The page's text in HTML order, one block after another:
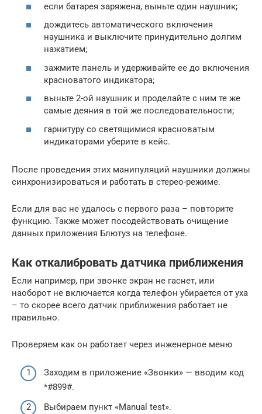
если батарея заряжена, выньте один наушник;
дождитесь автоматического включения
наушника и выключите принудительно долгим
нажатием;
зажмите панель и удерживайте ее до включения
красноватого индикатора;
выньте 2-ой наушник и проделайте с ним те же
самые деяния в той же последовательности;
гарнитуру со светящимися красноватым
индикаторами уберите в кейс.
После проведения этих манипуляций наушники должны
синхронизироваться и работать в стерео-режиме.
Если для вас не удалось с первого раза – повторите
функцию. Также может посодействовать очищение
данных приложения Блютуз на телефоне.
Как откалибровать датчика приближения
Если например, при звонке экран не гаснет, или
наоборот не включается когда телефон убирается от уха
– то скорее всего датчик приближения работает не
правильно.
Проверяем как он работает через инженерное меню
Заходим в приложение «Звонки» — вводим код
*#899#.
Выбираем пункт «Manual test».